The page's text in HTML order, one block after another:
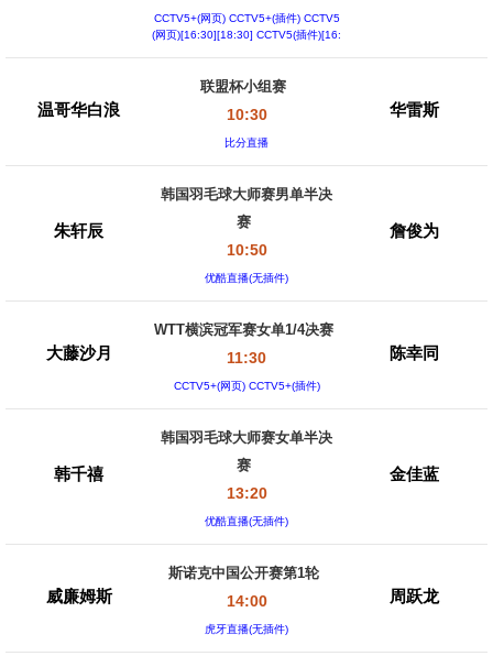
CCTV5+(网页) CCTV5+(插件) CCTV5
(网页)[16:30][18:30] CCTV5(插件)[16:
温哥华白浪
联盟杯小组赛
10:30
比分直播
华雷斯
朱轩辰
韩国羽毛球大师赛男单半决
赛
10:50
优酷直播(无插件)
詹俊为
大藤沙月
WTT横滨冠军赛女单1/4决赛
11:30
CCTV5+(网页) CCTV5+(插件)
陈幸同
韩千禧
韩国羽毛球大师赛女单半决
赛
13:20
优酷直播(无插件)
金佳蓝
威廉姆斯
斯诺克中国公开赛第1轮
14:00
虎牙直播(无插件)
周跃龙